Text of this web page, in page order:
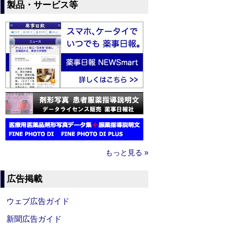
製品・サービス等
もっと見る »
広告掲載
ウェブ広告ガイド
新聞広告ガイド